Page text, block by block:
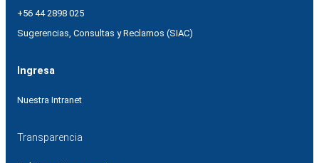
+56 44 2898 025
Sugerencias, Consultas y Reclamos (SIAC)
Ingresa
Nuestra Intranet
Transparencia